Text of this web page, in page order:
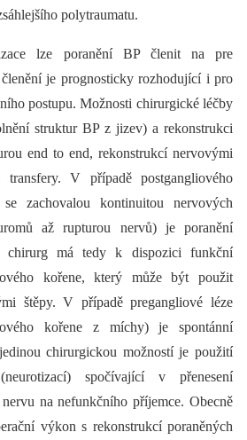
polytraumatu.
lze poranění BP členit na pre
je prognosticky rozhodující i pro
postupu. Možnosti chirurgické léčby
struktur BP z jizev) a rekonstrukci
end to end, rekonstrukcí nervovými
V případě postgangliového
se zachovalou kontinuitou nervových
až rupturou nervů) je poranění
chirurg má tedy k dispozici funkční
kořene, který může být použit
štěpy. V případě pregangliové léze
kořene z míchy) je spontánní
chirurgickou možností je použití
spočívající v přenesení
na nefunkčního příjemce. Obecně
výkon s rekonstrukcí poraněných